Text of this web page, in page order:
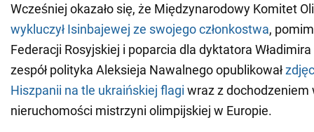
Wcześniej okazało się, że Międzynarodowy Komitet
wykluczył Isinbajewej ze swojego członkostwa,
Federacji Rosyjskiej i poparcia dla dyktatora
zespół polityka Aleksieja Nawalnego opublikował
Hiszpanii na tle ukraińskiej flagi wraz z dochodzeniem
nieruchomości mistrzyni olimpijskiej w Europie.